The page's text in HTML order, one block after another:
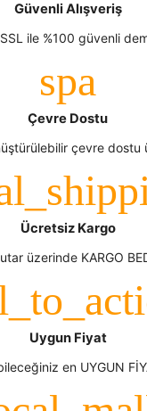
Güvenli Alışveriş
ile %100 güvenli
Çevre Dostu
çevre dostu
Ücretsiz Kargo
üzerinde KARGO
Uygun Fiyat
en UYGUN